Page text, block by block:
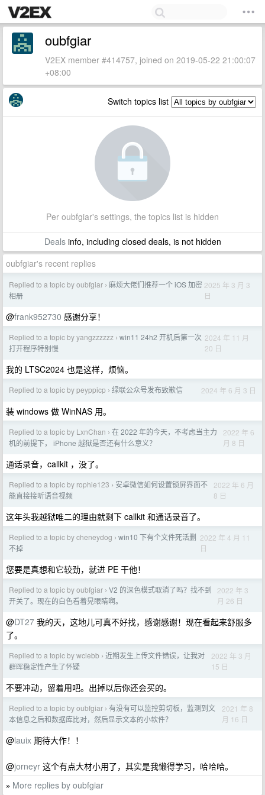
oubfgiar
V2EX member #414757, joined on 2019-05-22 21:00:07
+08:00
Switch topics list
Per oubfgiar's settings, the topics list is hidden
Dealsinfo, including closed deals, is not hidden
oubfgiar's recent replies
Replied to a topic by oubfgiar › 麻烦大佬们推荐一个 iOS 加密
相册
2025 年 3 月 3
日
@frank952730 感谢分享！
Replied to a topic by yangzzzzzz › win11 24h2 开机后第一次
打开程序特别慢
2024 年 11 月
20 日
我的 LTSC2024 也是这样，烦恼。
Replied to a topic by peyppicp › 绿联公众号发布致歉信 2024 年 6 月 3 日
装 windows 做 WinNAS 用。
Replied to a topic by LxnChan › 在 2022 年的今天，不考虑当主力
机的前提下， iPhone 越狱是否还有什么意义？
2022 年 6
月 8 日
通话录音，callkit ，没了。
Replied to a topic by rophie123 › 安卓微信如何设置锁屏界面不
能直接接听语音视频
2022 年 6 月
8 日
这年头我越狱唯二的理由就剩下 callkit 和通话录音了。
Replied to a topic by cheneydog › win10 下有个文件死活删
不掉
2022 年 4 月 11
日
您要是真想和它较劲，就进 PE 干他！
Replied to a topic by oubfgiar › V2 的深色模式取消了吗？找不到
开关了。现在的白色看着晃眼睛啊。
2022 年 3
月 26 日
@DT27 我的天，这地儿可真不好找，感谢感谢！现在看起来舒服多
了。
Replied to a topic by wclebb › 近期发生上传文件错误，让我对
群晖稳定性产生了怀疑
2022 年 3 月
15 日
不要冲动，留着用吧。出掉以后你还会买的。
Replied to a topic by oubfgiar › 有没有可以监控剪切板，监测到文
本信息之后和数据库比对，然后显示文本的小软件？
2021 年 8
月 16 日
@lauix 期待大作！！
@jorneyr 这个有点大材小用了，其实是我懒得学习，哈哈哈。
» More replies by oubfgiar